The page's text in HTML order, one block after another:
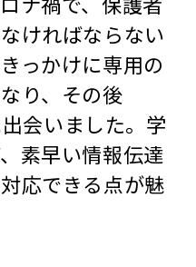
ければならない
っかけに専用の
り、その後
会いました。学
素早い情報伝達
応できる点が魅